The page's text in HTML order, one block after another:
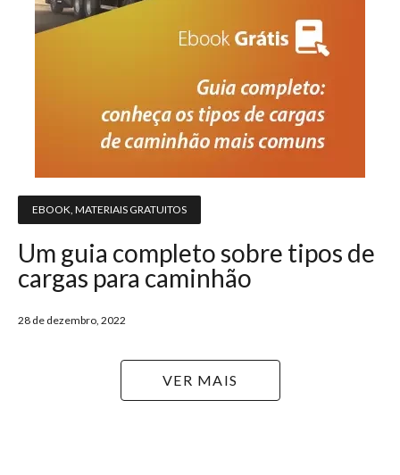
EBOOK MATERIAIS GRATUITOS
Um guia completo sobre tipos de
cargas para caminhão
28 de dezembro, 2022
VER MAIS